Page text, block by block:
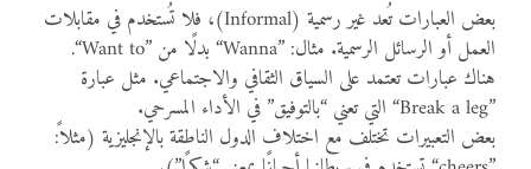
بعض العبارات تُعد غير رسمية (Informal)، فلا تُستخدم في مقابلات
العمل أو الرسائل الرسمية. مثال: “Wanna”بدلًا من “Want to”
.
هناك عبارات تعتمد على السياق الثقافي والاجتماعي. مثل عبارة
“Break a leg”التي تعني “بالتوفيق” في الأداء المسرحي.
بعض التعبيرات تختلف مع اختلاف الدول الناطقة بالإنجليزية (مثلاً: